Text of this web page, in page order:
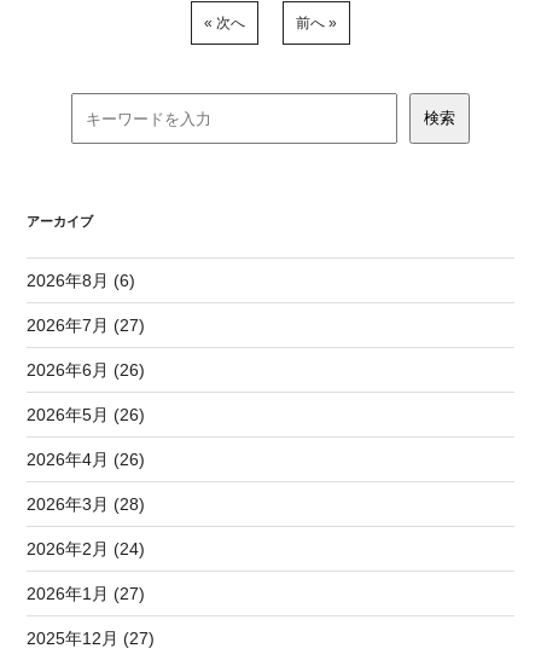
« 次へ 前へ »
アーカイブ
2026年8月 (6)
2026年7月 (27)
2026年6月 (26)
2026年5月 (26)
2026年4月 (26)
2026年3月 (28)
2026年2月 (24)
2026年1月 (27)
2025年12月 (27)